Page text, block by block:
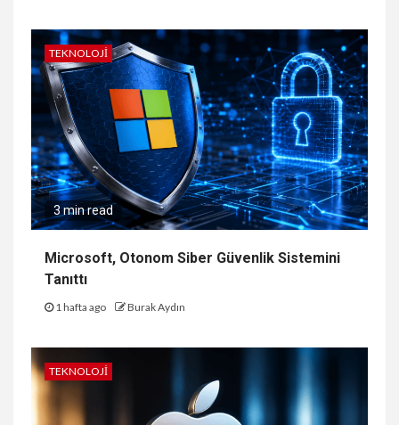
TEKNOLOJI
3 min read
Microsoft, Otonom Siber Güvenlik Sistemini
Tanıttı
1 hafta ago Burak Aydın
TEKNOLOJI